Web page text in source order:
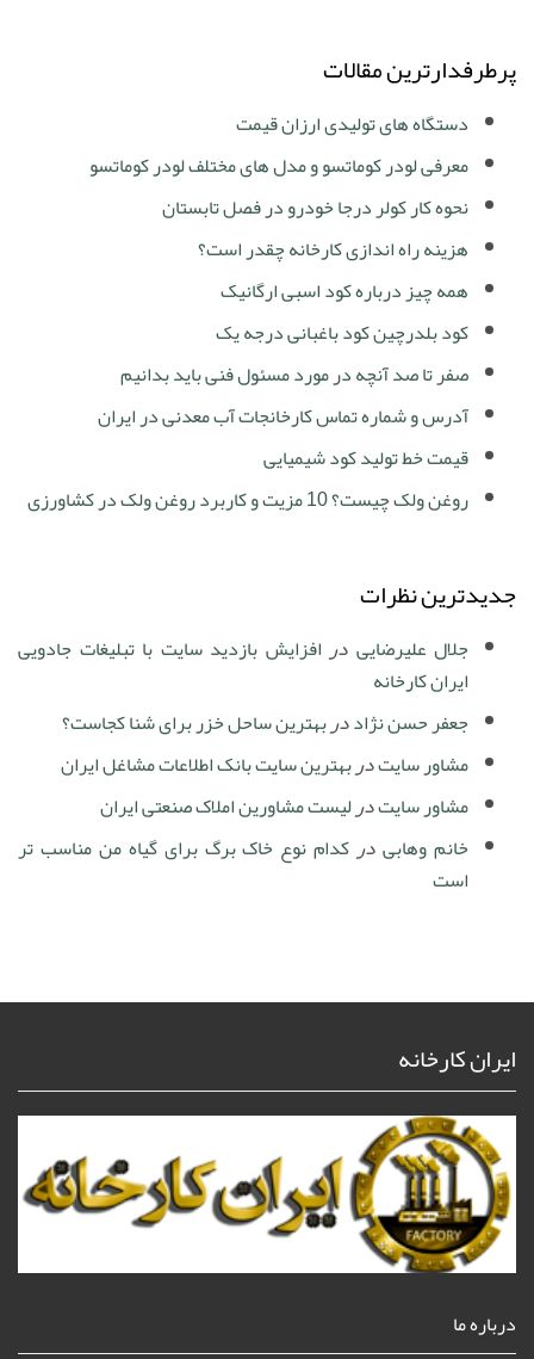
پرطرفدارترین مقالات
دستگاه های تولیدی ارزان قیمت
معرفی لودر کوماتسو و مدل های مختلف لودر کوماتسو
نحوه کار کولر درجا خودرو در فصل تابستان
هزینه راه اندازی کارخانه چقدر است؟
همه چیز درباره کود اسبی ارگانیک
کود بلدرچین کود باغبانی درجه یک
صفر تا صد آنچه در مورد مسئول فنی باید بدانیم
آدرس و شماره تماس کارخانجات آب معدنی در ایران
قیمت خط تولید کود شیمیایی
روغن ولک چیست؟ 10 مزیت و کاربرد روغن ولک در کشاورزی
جدیدترین نظرات
جلال علیرضایی درافزایش بازدید سایت با تبلیغات جادویی
ایران کارخانه
جعفر حسن نژاددربهترین ساحل خزر برای شنا کجاست؟
مشاور سایتدربهترین سایت بانک اطلاعات مشاغل ایران
مشاور سایتدرلیست مشاورین املاک صنعتی ایران
خانم وهابیدرکدام نوع خاک برگ برای گیاه من مناسب تر
است
ایران کارخانه
درباره ما